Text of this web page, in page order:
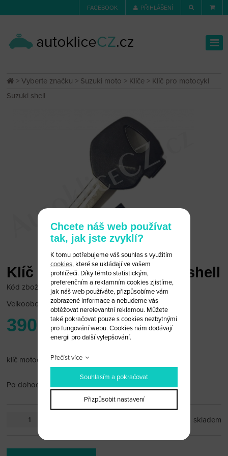
FACEBOOK PŘIHLÁŠENÍ
>Vyberte značku > Suzuki moto > Klíče > Klíč pro motocykl
Suzuki shell
Klíč pro motocykl Suzuki shell
Kód zboží: Suz Moto 09
Velkoobchodní cena:po přihlášení
390 Kč
klíč motocyklu Suzuki, krátká planžeta
Po dohodě vám planžetu rádi vyfrézujeme.
skladem
Chcete náš web používat
tak, jak jste zvyklí?
K tomu potřebujeme váš souhlas s využitím
cookies, které se ukládají ve vašem
prohlížeči. Díky těmto statistickým,
preferenčním a reklamním cookies zjistíme,
jak náš web používáte, přizpůsobíme vám
zobrazené informace a nebudeme vás
obtěžovat nerelevantní reklamou. Můžete
také pokračovat pouze s cookies nezbytnými
pro fungování webu. Cookies nám dodávají
energii pro další vylepšování.
Přečíst více
Souhlasím a pokračovat
Přizpůsobit nastavení